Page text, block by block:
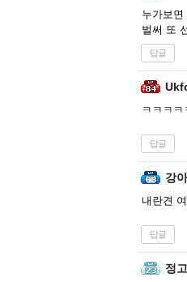
누가보
벌써 또
답글
ㅋㅋㅋ
답글
강
내란견
답글
정